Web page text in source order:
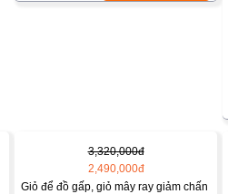
3,320,000đ
2,490,000đ
Giỏ để đồ gấp, giỏ mây ray giảm chấn